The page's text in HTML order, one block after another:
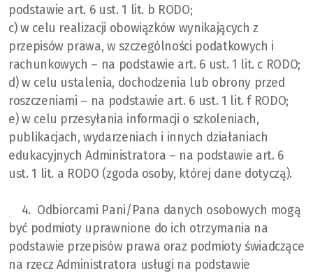
podstawie art. 6 ust. 1 lit. b RODO;
c) w celu realizacji obowiązków wynikających z
przepisów prawa, w szczególności podatkowych i
rachunkowych – na podstawie art. 6 ust. 1 lit. c RODO;
d) w celu ustalenia, dochodzenia lub obrony przed
roszczeniami – na podstawie art. 6 ust. 1 lit. f RODO;
e) w celu przesyłania informacji o szkoleniach,
publikacjach, wydarzeniach i innych działaniach
edukacyjnych Administratora – na podstawie art. 6
ust. 1 lit. a RODO (zgoda osoby, której dane dotyczą).
4. Odbiorcami Pani/Pana danych osobowych mogą
być podmioty uprawnione do ich otrzymania na
podstawie przepisów prawa oraz podmioty świadczące
na rzecz Administratora usługi na podstawie